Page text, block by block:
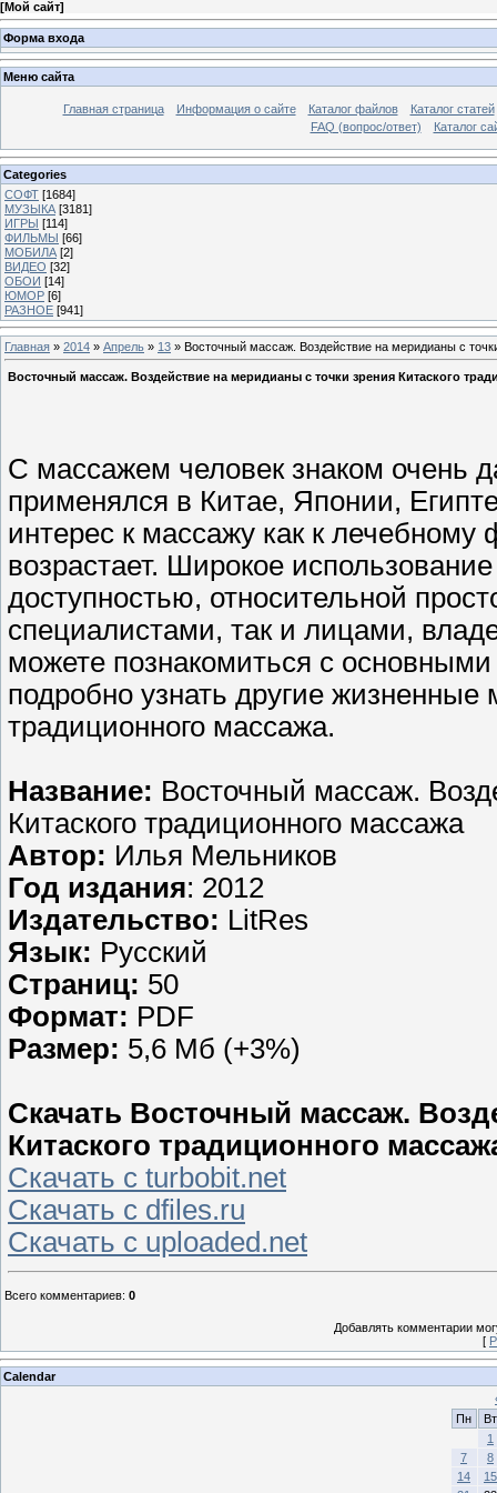
[Мой сайт]
Форма входа
Меню сайта
Главная страница Информация о сайте Каталог файлов
Каталог статей
FAQ (вопрос/ответ)
Каталог
Categories
СОФТ [1684]
МУЗЫКА [3181]
ИГРЫ [114]
ФИЛЬМЫ [66]
МОБИЛА [2]
ВИДЕО [32]
ОБОИ [14]
ЮМОР [6]
РАЗНОЕ [941]
Главная » 2014 » Апрель » 13 » Восточный массаж. Воздействие на меридианы с
Восточный массаж. Воздействие на меридианы с точки зрения Китаского
С массажем человек знаком очень
применялся в Китае, Японии,
интерес к массажу как к лечебному
возрастает. Широкое
доступностью, относительной
специалистами, так и лицами,
можете познакомиться с
подробно узнать другие жизненные
традиционного массажа.
Название: Восточный массаж.
Китаского традиционного массажа
Автор: Илья Мельников
Год издания: 2012
Издательство: LitRes
Язык: Русский
Страниц: 50
Формат: PDF
Размер: 5,6 Мб (+3%)
Скачать Восточный массаж.
Китаского традиционного
Скачать с turbobit.net
Скачать с dfiles.ru
Скачать с uploaded.net
Всего комментариев: 0
Добавлять комментарии
[
Calendar
Пн
Вт
1
7
8
14
15